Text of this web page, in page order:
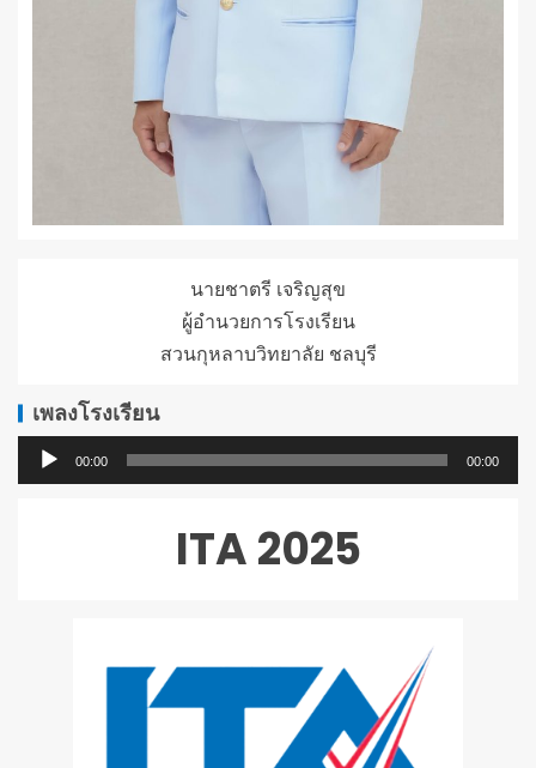
นายชาตรี เจริญสุข
ผู้อำนวยการโรงเรียน
สวนกุหลาบวิทยาลัย ชลบุรี
เพลงโรงเรียน
ตัว
00:00 00:00
ITA 2025